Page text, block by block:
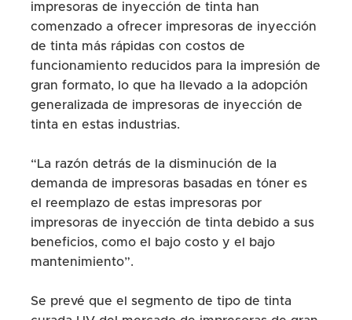
impresoras de inyección de tinta han
comenzado a ofrecer impresoras de inyección
de tinta más rápidas con costos de
funcionamiento reducidos para la impresión de
gran formato, lo que ha llevado a la adopción
generalizada de impresoras de inyección de
tinta en estas industrias.
“La razón detrás de la disminución de la
demanda de impresoras basadas en tóner es
el reemplazo de estas impresoras por
impresoras de inyección de tinta debido a sus
beneficios, como el bajo costo y el bajo
mantenimiento”.
Se prevé que el segmento de tipo de tinta